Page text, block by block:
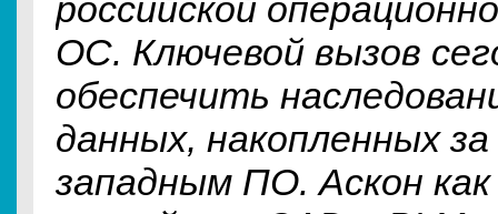
российской
ОС. Ключевой вызов
обеспечить
данных, накопленных
западным ПО. Аскон как